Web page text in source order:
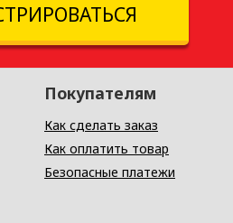
Покупателям
Как сделать заказ
Как оплатить товар
Безопасные платежи